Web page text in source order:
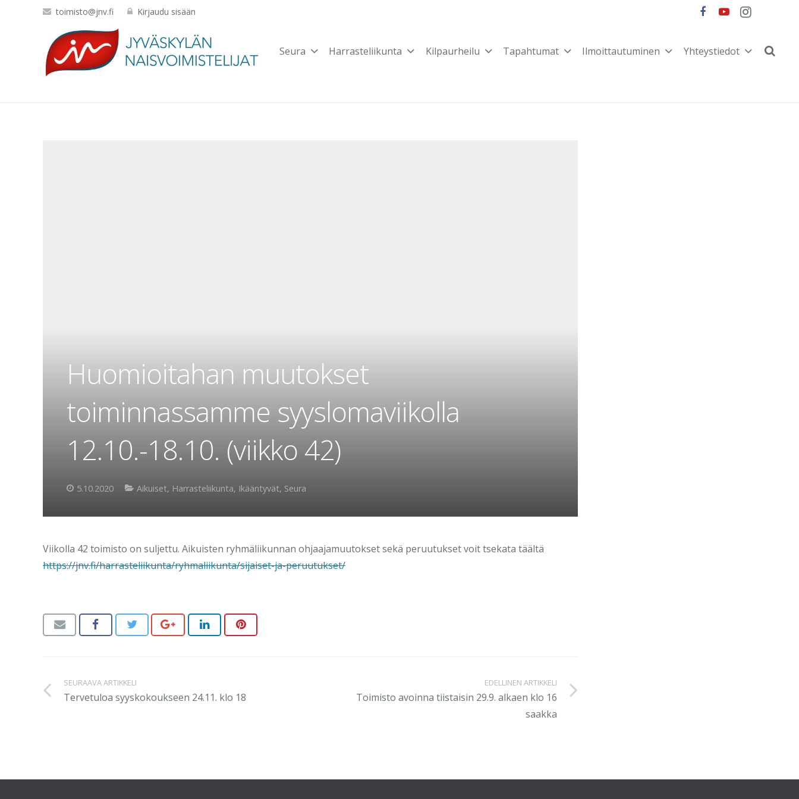
toimisto@jnv.fi Kirjaudu sisään
Seura Harrasteliikunta Kilpaurheilu Tapahtumat Ilmoittautuminen Yhteystiedot
Huomioitahan muutokset
toiminnassamme syyslomaviikolla
12.10.-18.10. (viikko 42)
5.10.2020 Aikuiset, Harrasteliikunta, Ikääntyvät, Seura
Viikolla 42 toimisto on suljettu. Aikuisten ryhmäliikunnan ohjaajamuutokset sekä peruutukset voit tsekata täältä
https://jnv.fi/harrasteliikunta/ryhmaliikunta/sijaiset-ja-peruutukset/
EDELLINEN ARTIKKELI
Toimisto avoinna tiistaisin 29.9. alkaen klo 16
saakka
SEURAAVA ARTIKKELI
Tervetuloa syyskokoukseen 24.11. klo 18